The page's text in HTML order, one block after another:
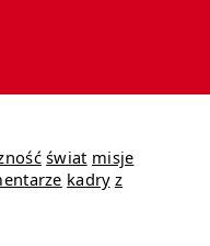
świat misje
kadry z